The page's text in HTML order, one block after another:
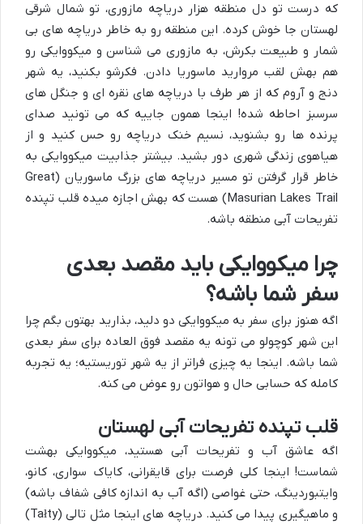
که درست تو دل منطقه هزار دریاچه مازوری، تو شمال شرقی
لهستان جا خوش کرده. این منطقه رو به خاطر دریاچه های بی
شمار و طبیعت بکرش، به مازوری می شناسن و میکووایکی رو
هم بهش لقب مروارید ماسوریا دادن. فکرشو بکنید، یه شهر
دنج و آروم که از هر طرف با دریاچه های نقره ای و جنگل های
سرسبز احاطه شده! اینجا همون جاییه که می تونید صدای
پرنده ها رو بشنوید، نسیم خنک دریاچه رو حس کنید و از
هیاهوی زندگی شهری دور بشید. بیشتر جذابیت میکووایکی به
خاطر قرار گرفتن تو مسیر دریاچه های بزرگ ماسوریان (Great
Masurian Lakes Trail) هست که بهش اجازه میده قلب تپنده
تفریحات آبی منطقه باشه.
چرا میکووایکی باید مقصد بعدی
سفر شما باشه؟
اگه هنوز برای سفر به میکووایکی دو دلید، بذارید بهتون بگم چرا
این شهر کوچولو می تونه یه مقصد فوق العاده برای سفر بعدی
شما باشه. اینجا یه چیزی فراتر از یه شهر توریستیه؛ یه تجربه
کامله که حسابی حال و هواتون رو عوض می کنه.
قلب تپنده تفریحات آبی لهستان
اگه عاشق آب و تفریحات آبی هستید، میکووایکی بهشت
شماست! اینجا کلی فرصت برای قایقرانی، کایاک سواری، کانو،
وایتبوردینگ، حتی غواصی (اگه آب به اندازه کافی شفاف باشه)
و ماهیگیری پیدا می کنید. دریاچه های اینجا مثل تالی (Tałty)